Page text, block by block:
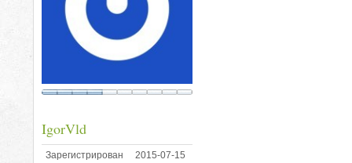
IgorVld
Зарегистрирован
2015-07-15